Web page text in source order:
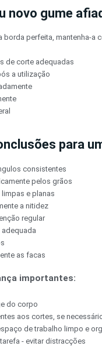
novo gume
borda perfeita, mantenha-a
de corte adequadas
a utilização
para
consistentes
pelos grãos
e planas
a nitidez
regular
as facas
importantes:
do corpo
aos cortes, se
de trabalho limpo e
- evitar distracções